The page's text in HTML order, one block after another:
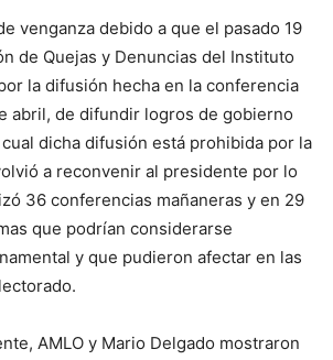
venganza debido a que el pasado 19
de Quejas y Denuncias del Instituto
la difusión hecha en la conferencia
abril, de difundir logros de gobierno
dicha difusión está prohibida por la
a reconvenir al presidente por lo
36 conferencias mañaneras y en 29
que podrían considerarse
y que pudieron afectar en las
AMLO y Mario Delgado mostraron